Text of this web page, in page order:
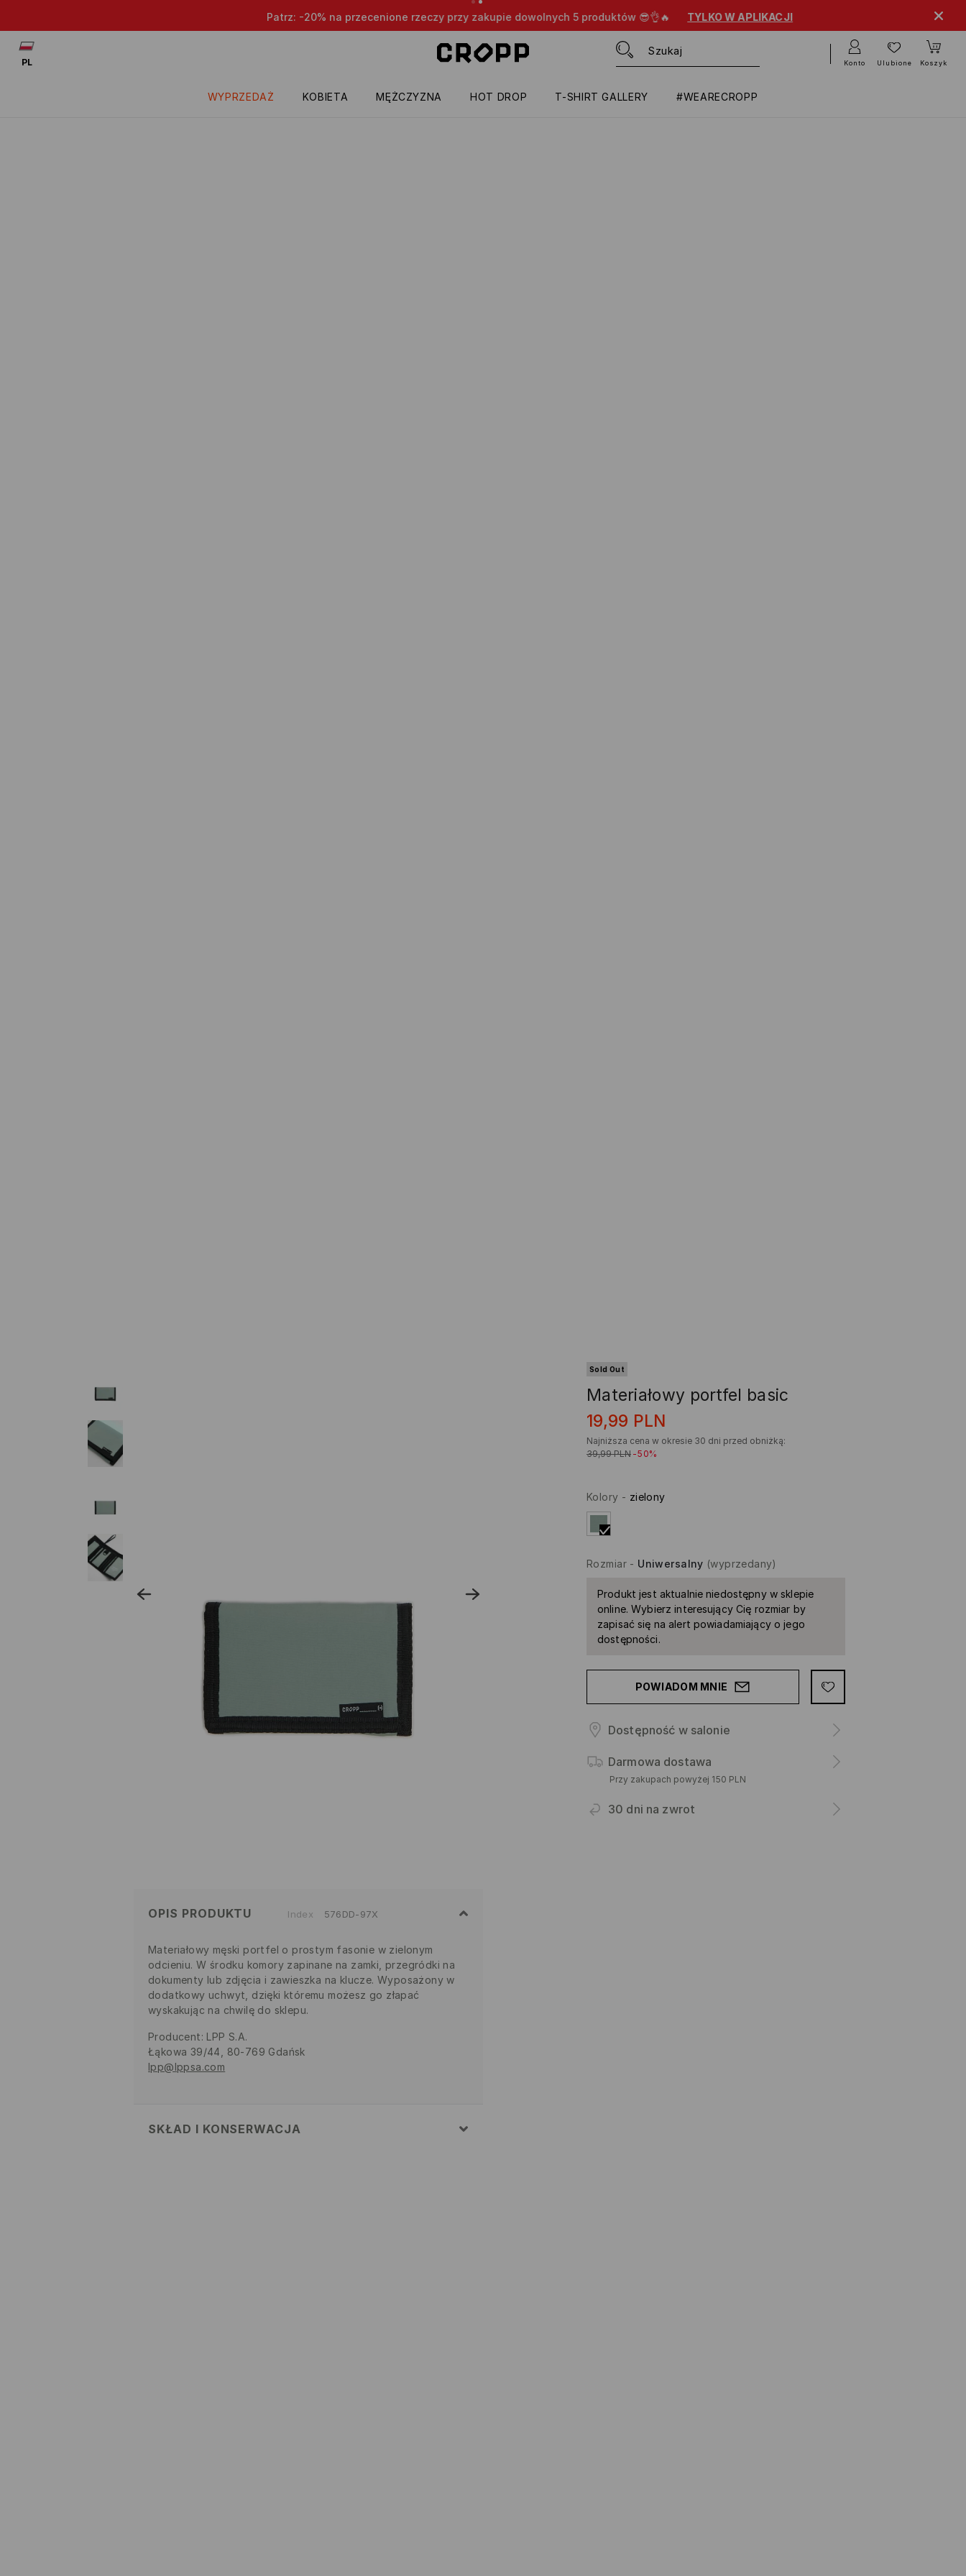
Patrz: -20% na przecenione rzeczy przy zakupie dowolnych 5 produktów 😎👌🔥 TYLKO W APLIKACJI
WYPRZEDAŻ KOBIETA MĘŻCZYZNA HOT DROP T-SHIRT GALLERY #WEARECROPP
PL Konto Ulubione Koszyk
Sold Out
Materiałowy portfel basic
19,99 PLN
Najniższa cena w okresie 30 dni przed obniżką:
39,99 PLN -50%
Kolory - zielony
Rozmiar- Uniwersalny (wyprzedany)
Produkt jest aktualnie niedostępny w sklepie
online. Wybierz interesujący Cię rozmiar by
zapisać się na alert powiadamiający o jego
dostępności.
POWIADOM MNIE
Dostępność w salonie
Darmowa dostawa
Przy zakupach powyżej 150 PLN
30 dni na zwrot
OPIS PRODUKTU Index 576DD-97X
Materiałowy męski portfel o prostym fasonie w zielonym
odcieniu. W środku komory zapinane na zamki, przegródki na
dokumenty lub zdjęcia i zawieszka na klucze. Wyposażony w
dodatkowy uchwyt, dzięki któremu możesz go złapać
wyskakując na chwilę do sklepu.
Producent: LPP S.A.
Łąkowa 39/44, 80-769 Gdańsk
lpp@lppsa.com
SKŁAD I KONSERWACJA